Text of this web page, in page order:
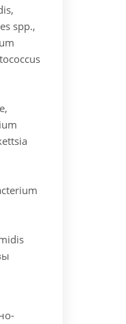
spp.,